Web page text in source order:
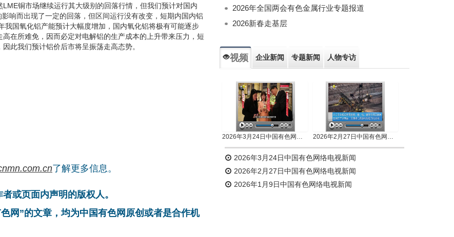
铜市场继续运行其大级别的回落行情，但我们预计对国内
响而出现了一定的回落，但区间运行没有改变，短期内国内铝
国氧化铝产能预计大幅度增加，国内氧化铝将极有可能逐步
在所难免，因而必定对电解铝的生产成本的上升带来压力，短
此我们预计铝价后市将呈振荡走高态势。
了解更多信息。
或页面内声明的版权人。
网”的文章，均为中国有色网原创或者是合作机
2026年全国两会有色金属行业专题报道
2026新春走基层
视频 企业新闻 专题新闻 人物专访
2026年3月24日中国有色网络电视新闻 2026年2月27日中国有色网络电视新闻
2026年3月24日中国有色网络电视新闻
2026年2月27日中国有色网络电视新闻
2026年1月9日中国有色网络电视新闻